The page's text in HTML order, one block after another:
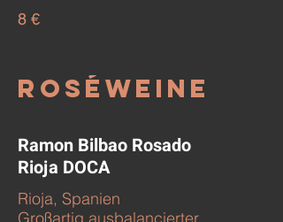
8 €
Roséweine
Ramon Bilbao Rosado
Rioja DOCA
Rioja, Spanien